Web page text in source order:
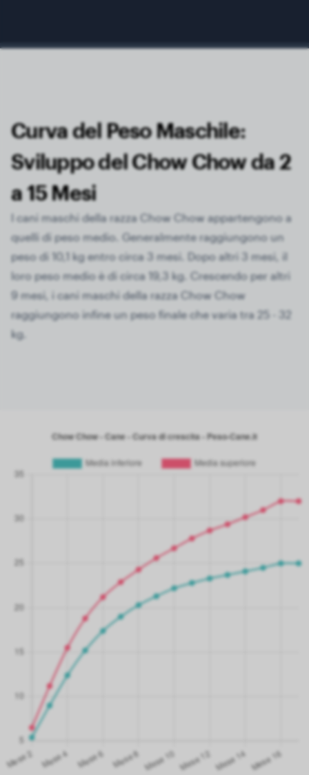
Curva del Peso Maschile:
Sviluppo del Chow Chow da 2
a 15 Mesi
I cani maschi della razza Chow Chow appartengono a
quelli di peso medio. Generalmente raggiungono un
peso di 10,1 kg entro circa 3 mesi. Dopo altri 3 mesi, il
loro peso medio è di circa 19,3 kg. Crescendo per altri
9 mesi, i cani maschi della razza Chow Chow
raggiungono infine un peso finale che varia tra 25 - 32
kg.